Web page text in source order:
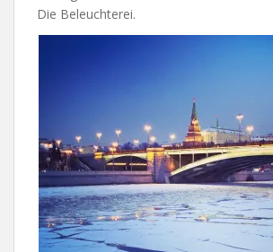
Die Beleuchterei.